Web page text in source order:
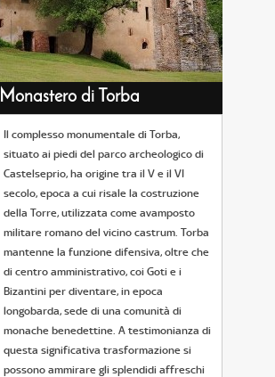
Monastero di Torba
Il complesso monumentale di Torba,
situato ai piedi del parco archeologico di
Castelseprio, ha origine tra il V e il VI
secolo, epoca a cui risale la costruzione
della Torre, utilizzata come avamposto
militare romano del vicino castrum. Torba
mantenne la funzione difensiva, oltre che
di centro amministrativo, coi Goti e i
Bizantini per diventare, in epoca
longobarda, sede di una comunità di
monache benedettine. A testimonianza di
questa significativa trasformazione si
possono ammirare gli splendidi affreschi